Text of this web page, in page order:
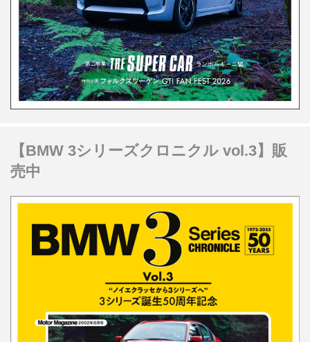
【BMW 3シリーズクロニクル vol.3】販
売中